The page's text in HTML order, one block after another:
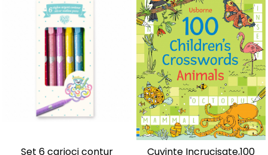
Set 6 carioci contur
Cuvinte Incrucisate,100